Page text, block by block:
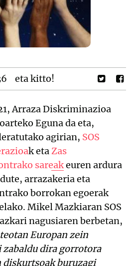
eta kitto!
Arraza Diskriminazioa
Eguna da eta,
agirian, SOS
k etaZas
sareakeuren ardura
arrazakeria eta
borrokan egoerak
Mikel Mazkiaran SOS
nagusiaren berbetan,
Europan zein
zabaldu dira gorrotora
buruzagi